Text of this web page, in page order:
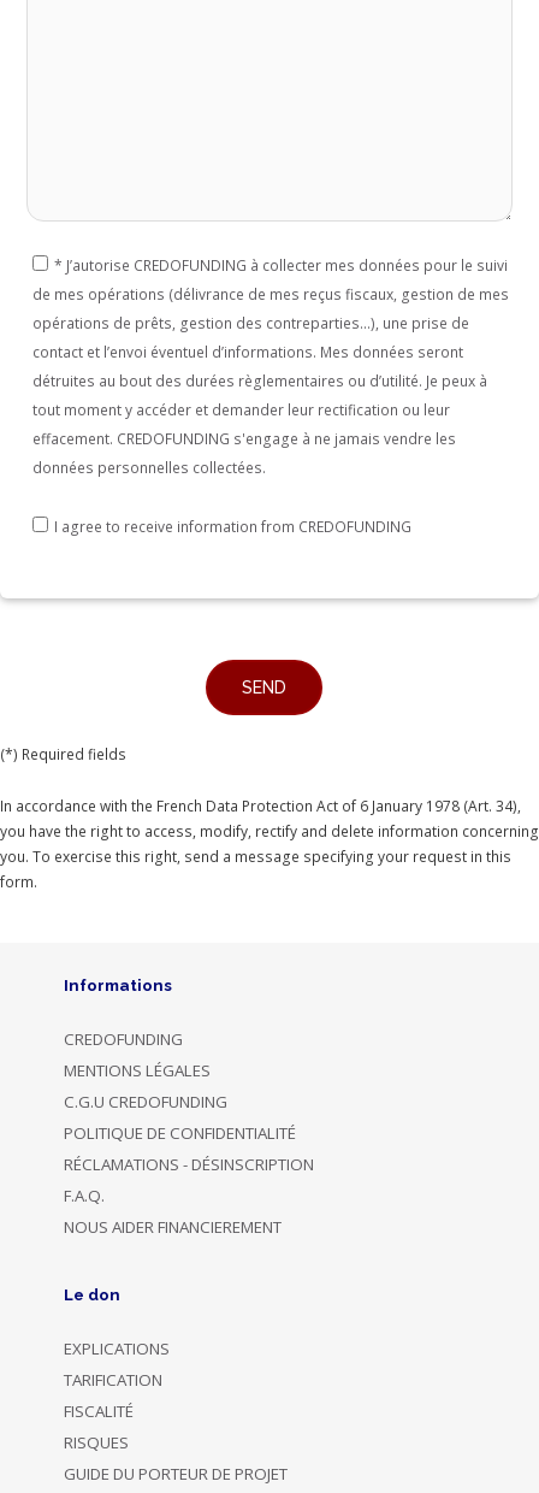
If
you
are
human,
ignore
this
* J’autorise CREDOFUNDING à collecter mes données pour le suivi
de mes opérations (délivrance de mes reçus fiscaux, gestion de mes
opérations de prêts, gestion des contreparties...), une prise de
contact et l’envoi éventuel d’informations. Mes données seront
détruites au bout des durées règlementaires ou d’utilité. Je peux à
tout moment y accéder et demander leur rectification ou leur
effacement. CREDOFUNDING s'engage à ne jamais vendre les
données personnelles collectées.
I agree to receive information from CREDOFUNDING
(*) Required fields
In accordance with the French Data Protection Act of 6 January 1978 (Art. 34),
you have the right to access, modify, rectify and delete information concerning
you. To exercise this right, send a message specifying your request in this
form.
Informations
CREDOFUNDING
MENTIONS LÉGALES
C.G.U CREDOFUNDING
POLITIQUE DE CONFIDENTIALITÉ
RÉCLAMATIONS - DÉSINSCRIPTION
F.A.Q.
NOUS AIDER FINANCIEREMENT
Le don
EXPLICATIONS
TARIFICATION
FISCALITÉ
RISQUES
GUIDE DU PORTEUR DE PROJET